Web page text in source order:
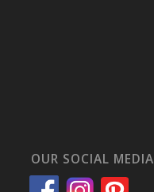
OUR SOCIAL MEDIA